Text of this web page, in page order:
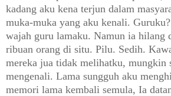
kadang aku kena terjun dalam
muka-muka yang aku kenali.
wajah guru lamaku. Namun ia hilang
ribuan orang di situ. Pilu. Sedih.
mereka jua tidak melihatku, mungkin
mengenali. Lama sungguh aku
memori lama kembali semula, Ia